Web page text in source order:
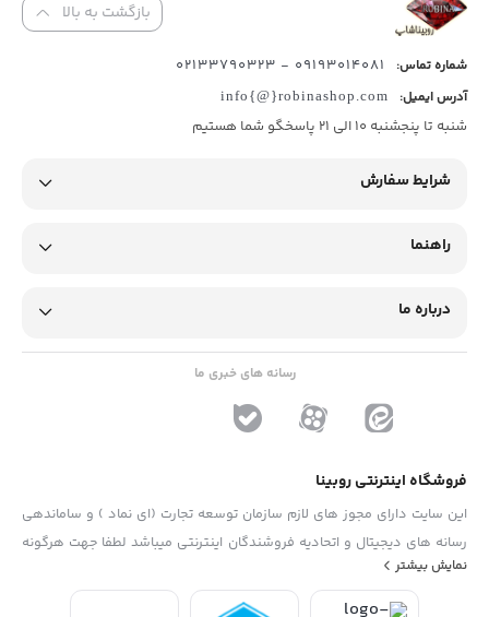
بازگشت به بالا
شماره تماس: 09193014081 - 02133790323
آدرس ایمیل: info{@}robinashop.com
شنبه تا پنجشنبه 10 الی 21 پاسخگو شما هستیم
شرایط سفارش
راهنما
درباره ما
رسانه های خبری ما
فروشگاه اینترنتی روبینا
این سایت دارای مجوز های لازم سازمان توسعه تجارت (ای نماد ) و ساماندهی
رسانه های دیجیتال و اتحادیه فروشندگان اینترنتی میباشد لطفا جهت هرگونه
پیشنهاد ، انتفاد و یا شکایات از فرم "تماس با ما" استفاده نمایید . تلفن های
نمایش بیشتر